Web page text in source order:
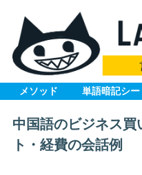
メソッド 単語暗記シー
中国語のビジネス買
ト・経費の会話例